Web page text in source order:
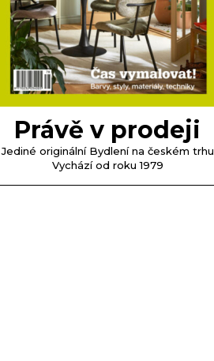
Právě v prodeji
Jediné originální Bydlení na českém trhu
Vychází od roku 1979